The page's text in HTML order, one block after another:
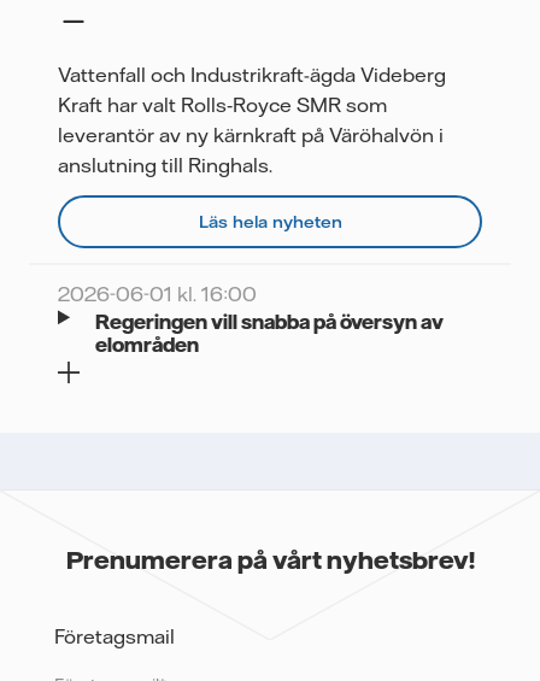
Vattenfall och Industrikraft-ägda Videberg
Kraft har valt Rolls‑Royce SMR som
leverantör av ny kärnkraft på Väröhalvön i
anslutning till Ringhals.
Läs hela nyheten
2026-06-01 kl. 16:00
Regeringen vill snabba på översyn av
elområden
Prenumerera på vårt nyhetsbrev!
Företagsmail